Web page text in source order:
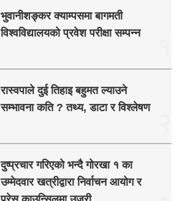
भुवानीशङ्कर क्याम्पसमा बागमती
विश्वविद्यालयको प्रवेश परीक्षा सम्पन्न
रास्वपाले दुई तिहाइ बहुमत ल्याउने
सम्भावना कति ? तथ्य, डाटा र विश्लेषण
दुष्प्रचार गरिएको भन्दै गोरखा १ का
उम्मेदवार खत्रीद्वारा निर्वाचन आयोग र